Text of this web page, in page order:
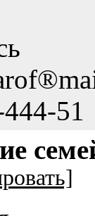
51